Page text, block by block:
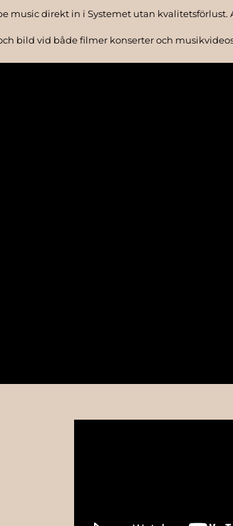
music direkt in i Systemet utan kvalitetsförlust.
bild vid både filmer konserter och